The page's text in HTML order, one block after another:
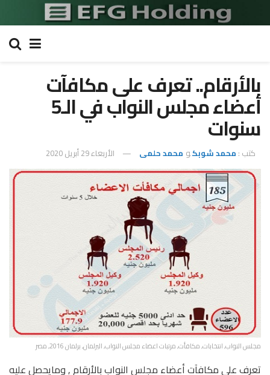
بالأرقام.. تعرف على مكافآت
أعضاء مجلس النواب في الـ5
سنوات
كتب : محمد شوبكو محمد حلمى الأربعاء 29 أبريل 2020
مجلس النواب, انتخابات, مكافأت, مرتبات اعضاء مجلس النواب, البرلمان, برلمان 2016, مصر
تعرف على مكافآت أعضاء مجلس النواب بالأرقام , ومايحصل عليه